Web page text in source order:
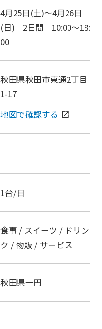
4月25日(土)～4月26日
(日) 2日間 10:00～18:
00
秋田県秋田市東通2丁目
1-17
地図で確認する open_in_new
1台/日
食事 / スイーツ / ドリン
ク / 物販 / サービス
秋田県一円